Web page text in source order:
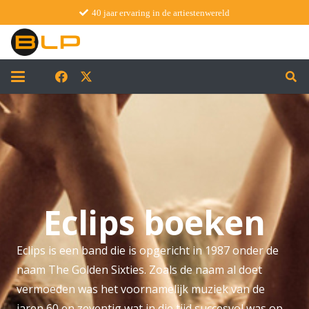
40 jaar ervaring in de artiestenwereld
Eclips boeken
Eclips is een band die is opgericht in 1987 onder de
naam The Golden Sixties. Zoals de naam al doet
vermoeden was het voornamelijk muziek van de